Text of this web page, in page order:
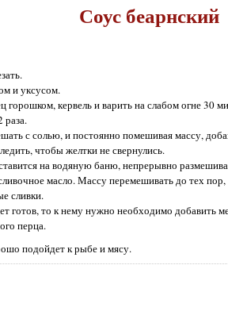
Соус беарнский
и уксусом.
горошком, кервель и варить на слабом огне 30
раза.
с солью, и постоянно помешивая массу,
чтобы желтки не свернулись.
на водяную баню, непрерывно
масло. Массу перемешивать до тех
сливки.
готов, то к нему нужно необходимо добавить
перца.
подойдет к рыбе и мясу.